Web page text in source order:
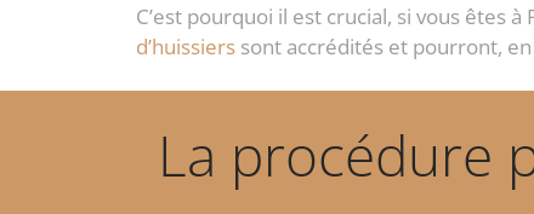
C’est pourquoi il est crucial, si vous êtes
d’huissiers sont accrédités et pourront,
La procédure